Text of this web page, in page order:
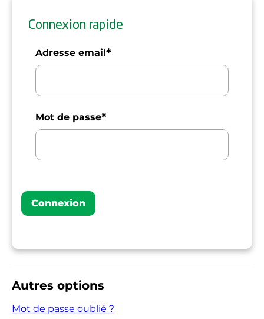
Connexion rapide
Adresse email*
Mot de passe*
Autres options
Mot de passe oublié ?